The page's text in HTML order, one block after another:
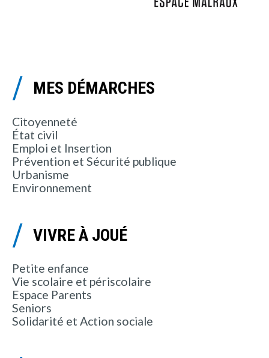
MES DÉMARCHES
Citoyenneté
État civil
Emploi et Insertion
Prévention et Sécurité publique
Urbanisme
Environnement
VIVRE À JOUÉ
Petite enfance
Vie scolaire et périscolaire
Espace Parents
Seniors
Solidarité et Action sociale